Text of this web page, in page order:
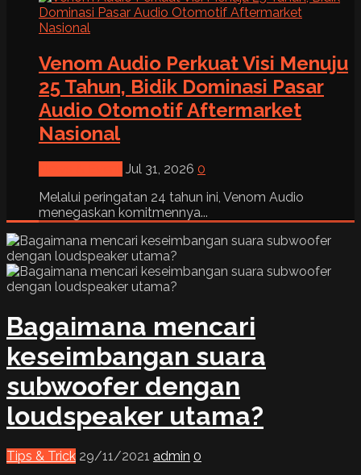
Venom Audio Perkuat Visi Menuju
25 Tahun, Bidik Dominasi Pasar
Audio Otomotif Aftermarket
Nasional
Jul 31, 2026 0
Melalui peringatan 24 tahun ini, Venom Audio
menegaskan komitmennya...
Bagaimana mencari
keseimbangan suara
subwoofer dengan
loudspeaker utama?
Tips & Trick 29/11/2021 admin 0